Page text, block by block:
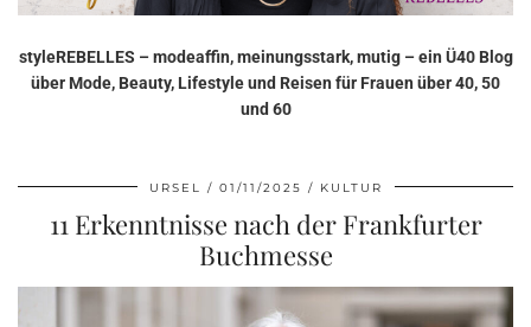
styleREBELLES – modeaffin, meinungsstark, mutig – ein Ü40 Blog
über Mode, Beauty, Lifestyle und Reisen für Frauen über 40, 50
und 60
URSEL 01/11/2025 KULTUR
11 Erkenntnisse nach der Frankfurter
Buchmesse